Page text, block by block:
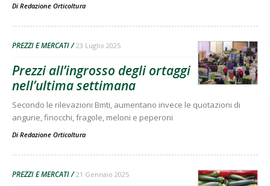
Di Redazione Orticoltura
PREZZI E MERCATI 23 Luglio 2025
Prezzi all’ingrosso degli ortaggi
nell’ultima settimana
Secondo le rilevazioni Bmti, aumentano invece le quotazioni di
angurie, finocchi, fragole, meloni e peperoni
Di Redazione Orticoltura
PREZZI E MERCATI 21 Gennaio 2025